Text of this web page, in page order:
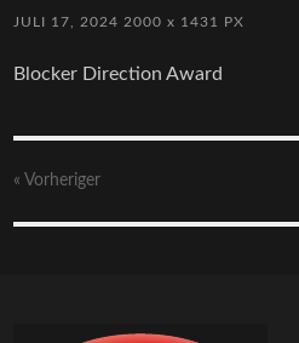
JULI 17, 2024 2000x 1431 PX
Blocker Direction Award
« Vorheriger